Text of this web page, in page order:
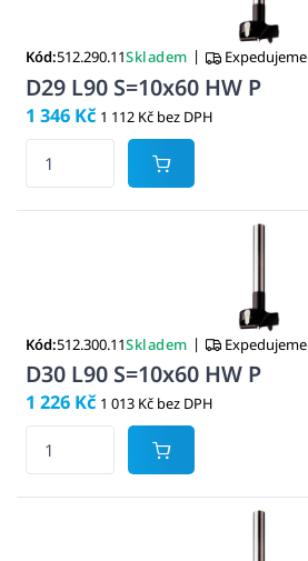
Kód:512.290.11Skladem | Expedujeme
D29 L90 S=10x60 HW P
1 346 Kč 1 112 Kč bez DPH
Kód:512.300.11Skladem | Expedujeme
D30 L90 S=10x60 HW P
1 226 Kč 1 013 Kč bez DPH